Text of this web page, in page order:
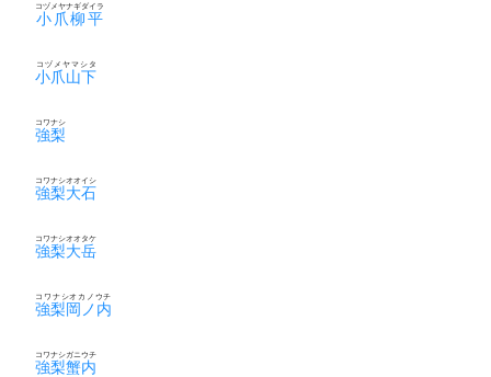
小爪柳平
コヅメヤナギダイラ
小爪山下
コヅメヤマシタ
強梨
コワナシ
強梨大石
コワナシオオイシ
強梨大岳
コワナシオオタケ
強梨岡ノ内
コワナシオカノウチ
強梨蟹内
コワナシガニウチ